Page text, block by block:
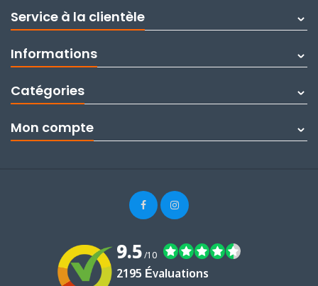
Service à la clientèle
Informations
Catégories
Mon compte
9.5/10
2195 Évaluations